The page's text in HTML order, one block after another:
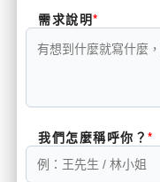
需求說明
我們怎麼稱呼你？